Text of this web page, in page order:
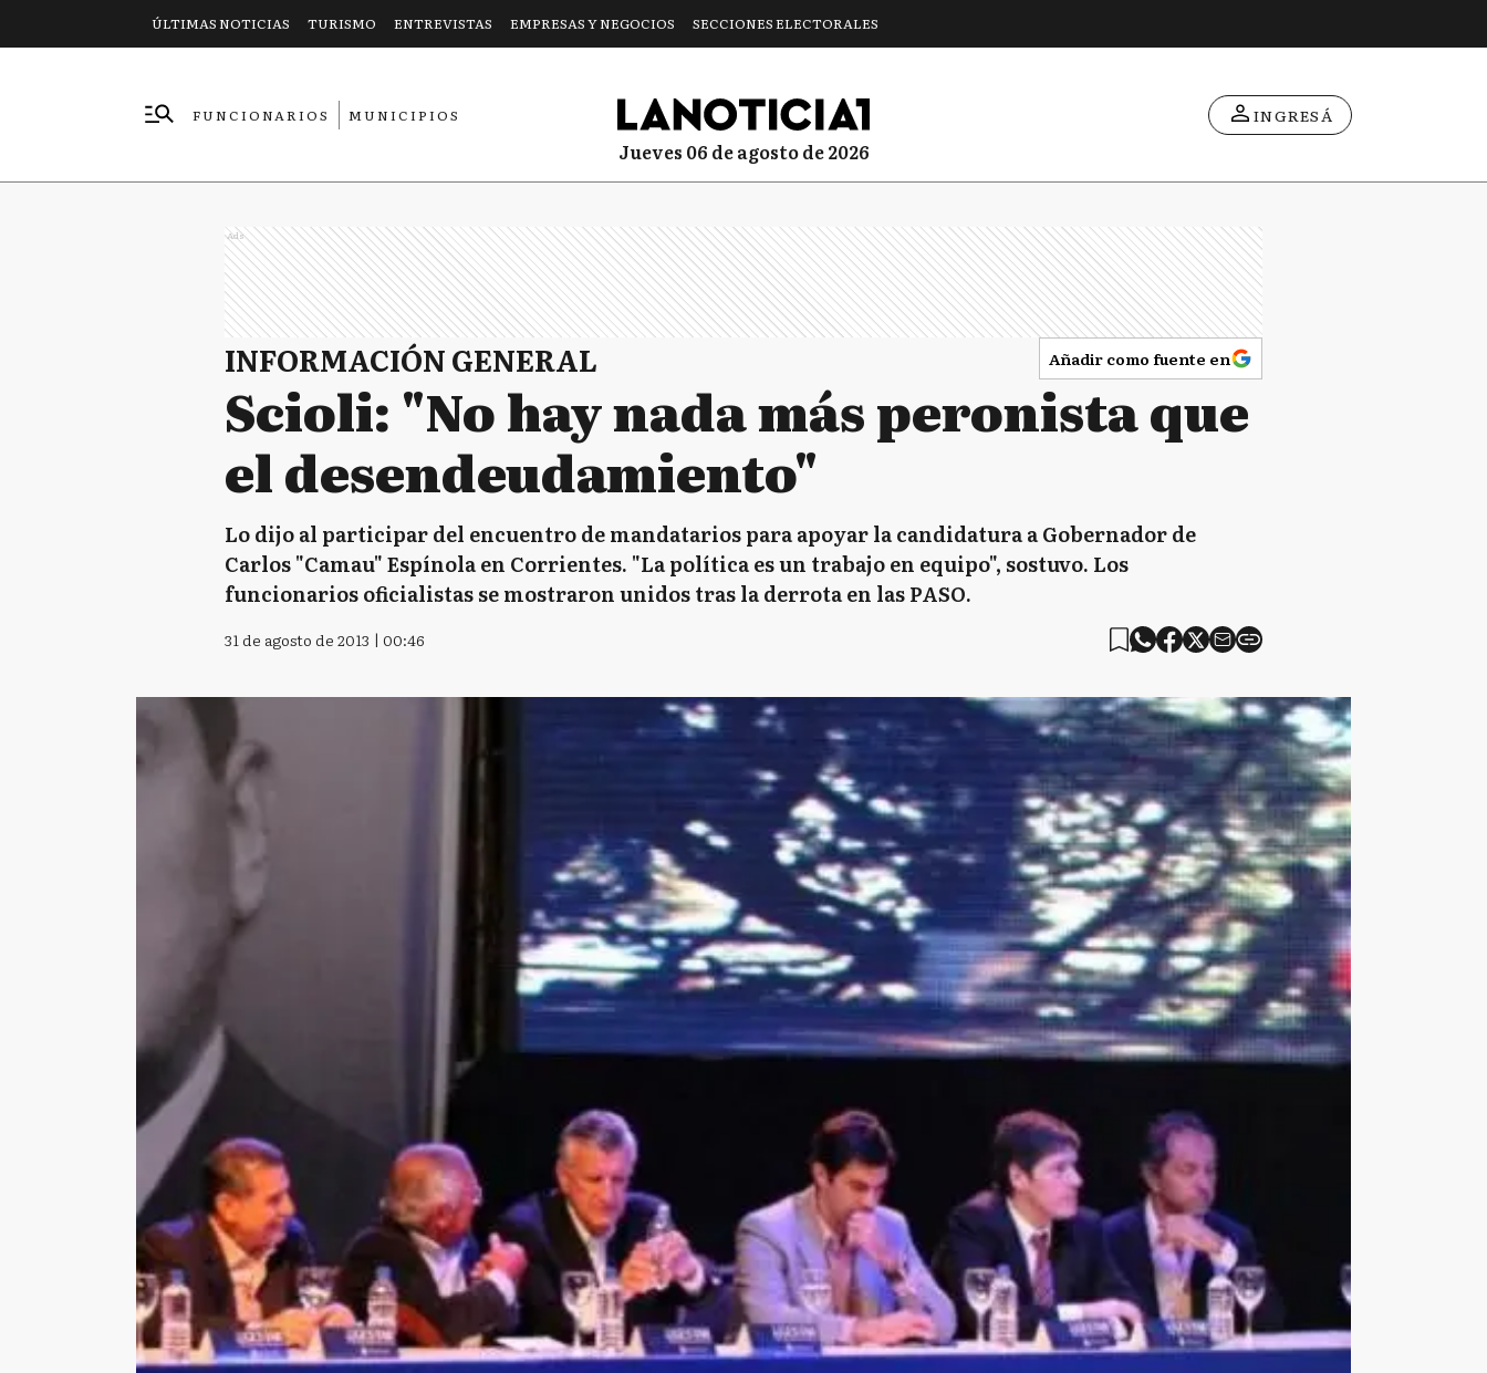
ÚLTIMAS NOTICIAS TURISMO ENTREVISTAS EMPRESAS Y NEGOCIOS SECCIONES ELECTORALES
FUNCIONARIOS
MUNICIPIOS
jueves 06 de agosto de 2026
INGRESÁ
Ads
INFORMACIÓN GENERAL Añadir como fuente en
Scioli: "No hay nada más peronista que
el desendeudamiento"
Lo dijo al participar del encuentro de mandatarios para apoyar la candidatura a Gobernador de
Carlos "Camau" Espínola en Corrientes. "La política es un trabajo en equipo", sostuvo. Los
funcionarios oficialistas se mostraron unidos tras la derrota en las PASO.
31 de agosto de 2013 | 00:46